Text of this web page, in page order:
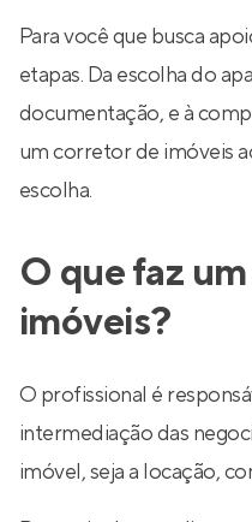
Para você que busca
etapas. Da escolha do
documentação, e à
um corretor de imóveis
escolha.
O que faz
imóveis?
O profissional é
intermediação das
imóvel, seja a locação,